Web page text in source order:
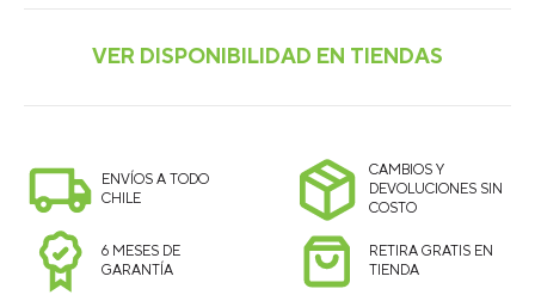
ENVÍOS A TODO
CAMBIOS Y
DEVOLUCIONES SIN
6 MESES DE
RETIRA GRATIS EN